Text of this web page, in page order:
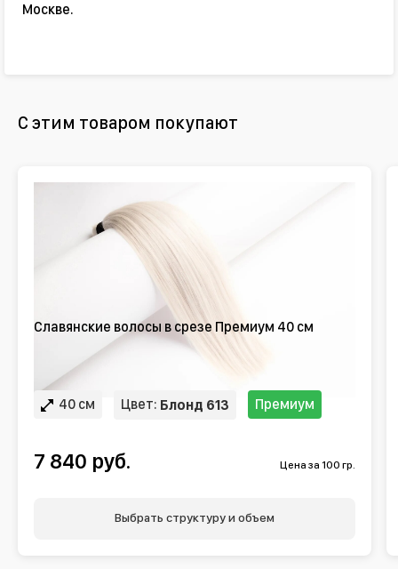
Москве.
С этим товаром покупают
Славянские волосы в срезе Премиум 40 см
40 см Цвет: Блонд 613 Премиум
7 840 руб. Цена за 100 гр.
Выбрать структуру и объем